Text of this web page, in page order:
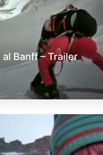
Banff – Trailer